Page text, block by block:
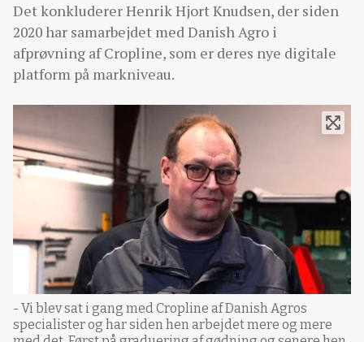
Det konkluderer Henrik Hjort Knudsen, der siden
2020 har samarbejdet med Danish Agro i
afprøvning af Cropline, som er deres nye digitale
platform på markniveau.
- Vi blev sat i gang med Cropline af Danish Agros
specialister og har siden hen arbejdet mere og mere